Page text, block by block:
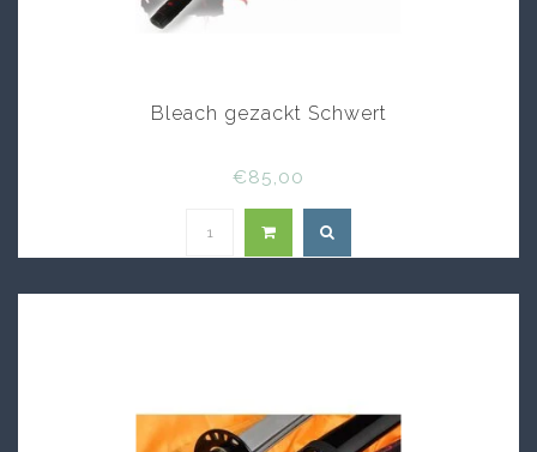
Bleach gezackt Schwert
€85,00